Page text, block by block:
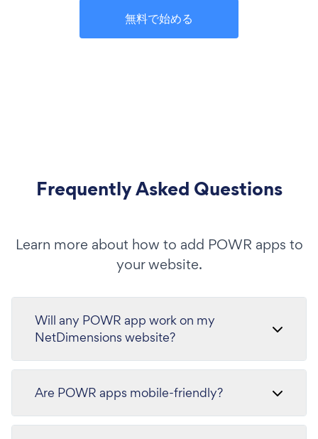
無料で始める
Frequently Asked Questions
Learn more about how to add POWR apps to
your website.
Will any POWR app work on my
NetDimensions website?
Are POWR apps mobile-friendly?